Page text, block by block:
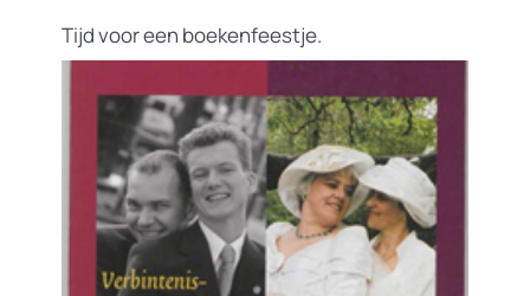
Tijd voor een boekenfeestje.